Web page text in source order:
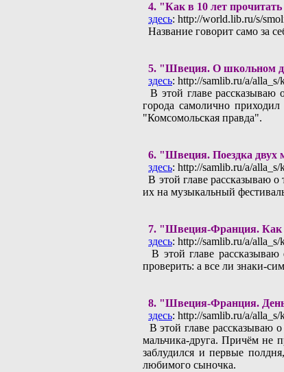
4. "Как в 10 лет
здесь: http://world.lib.ru/s/
Название говорит само за
5. "Швеция. O школьном
здесь: http://samlib.ru/a/alla_s/
В этой главе рассказываю
города самолично
"Комсомольская правда".
6. "Швеция. Поездка двух
здесь: http://samlib.ru/a/alla_s/
В этой главе рассказываю
их на музыкальный
7. "Швeция-Франция. Как
здесь: http://samlib.ru/a/alla_s/
В этой главе
проверить: а все ли знаки-
8. "Швеция-Франция. День
здесь: http://samlib.ru/a/alla_s/
В этой главе рассказываю
мальчика-друга. Причём не
заблудился и первые
любимого сыночка.